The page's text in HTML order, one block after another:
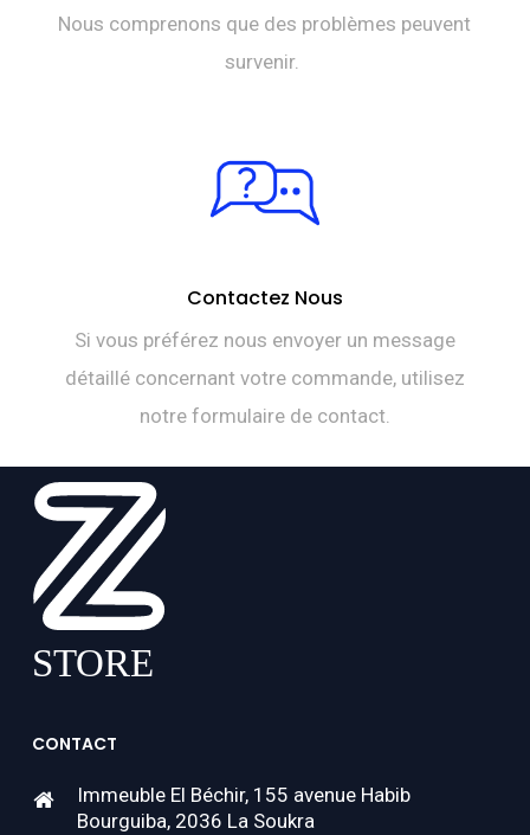
Nous comprenons que des problèmes peuvent
survenir.
Contactez Nous
Si vous préférez nous envoyer un message
détaillé concernant votre commande, utilisez
notre formulaire de contact.
CONTACT
Immeuble El Béchir, 155 avenue Habib
Bourguiba, 2036 La Soukra